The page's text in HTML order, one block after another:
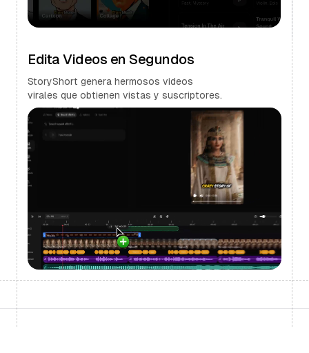
Edita Videos en Segundos
StoryShort genera hermosos videos
virales que obtienen vistas y suscriptores.